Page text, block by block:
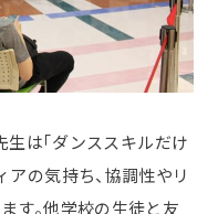
は「ダンススキルだけ
の気持ち、協調性やリ
す。他学校の生徒と友